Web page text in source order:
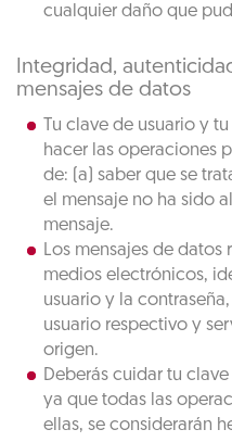
cualquier daño que
Integridad,
mensajes de datos
Tu clave de usuario y
hacer las operaciones
de: (a) saber que se
el mensaje no ha sido
mensaje.
Los mensajes de
medios electrónicos,
usuario y la
usuario respectivo y
origen.
Deberás cuidar tu
ya que todas las
ellas, se considerarán